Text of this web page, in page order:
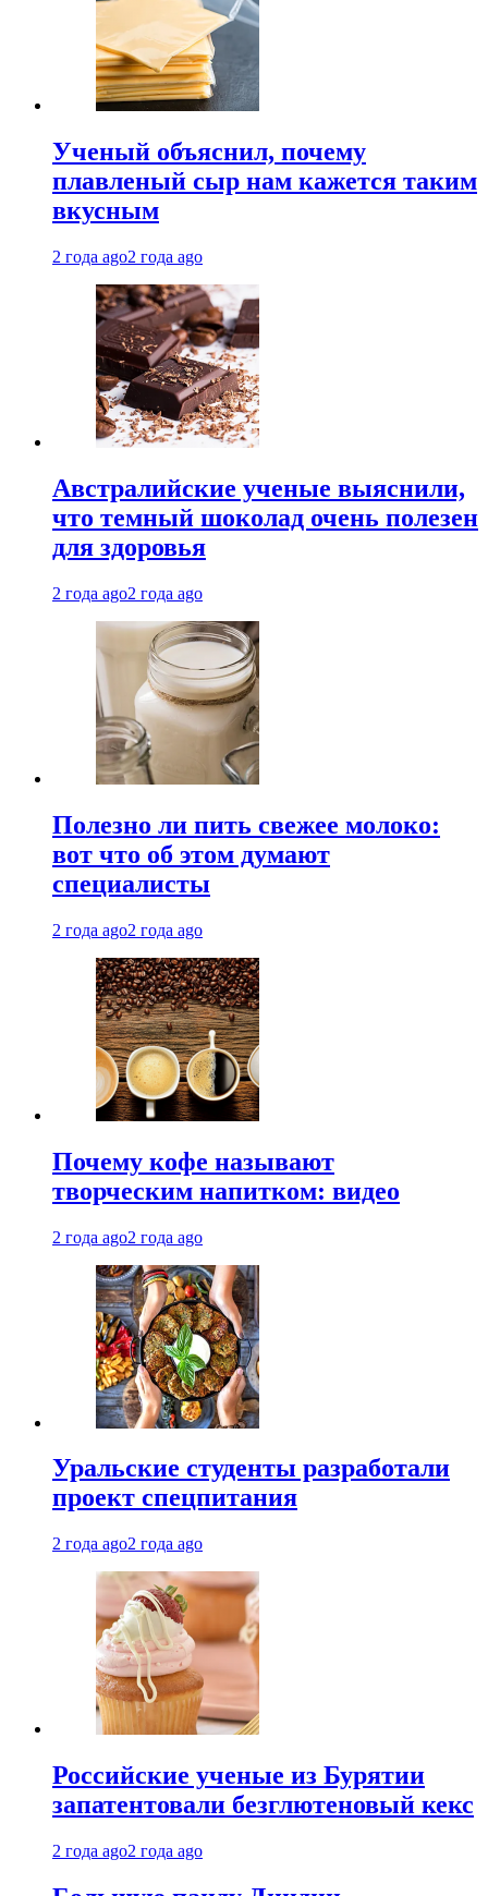
Ученый объяснил, почему
плавленый сыр нам кажется таким
вкусным
2 года ago2 года ago
Австралийские ученые выяснили,
что темный шоколад очень полезен
для здоровья
2 года ago2 года ago
Полезно ли пить свежее молоко:
вот что об этом думают
специалисты
2 года ago2 года ago
Почему кофе называют
творческим напитком: видео
2 года ago2 года ago
Уральские студенты разработали
проект спецпитания
2 года ago2 года ago
Российские ученые из Бурятии
запатентовали безглютеновый кекс
2 года ago2 года ago